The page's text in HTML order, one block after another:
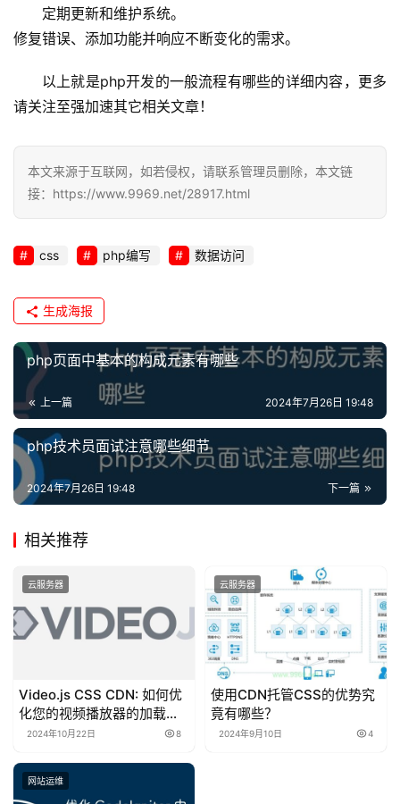
l
u
维
定期更新和维护系统。
修复错误、添加功能并响应不断变化的需求。
以上就是php开发的一般流程有哪些的详细内容，更多
请关注至强加速其它相关文章！
本文来源于互联网，如若侵权，请联系管理员删除，本文链
接：https://www.9969.net/28917.html
css php编写 数据访问
生成海报
php页面中基本的构成元素有哪些
上一篇 2024年7月26日 19:48
php技术员面试注意哪些细节
下一篇
2024年7月26日 19:48
相关推荐
云服务器
Video.js CSS CDN: 如何优
化您的视频播放器的加载时
间？
2024年10月22日 8
云服务器
使用CDN托管CSS的优势究
竟有哪些？
2024年9月10日 4
网站运维